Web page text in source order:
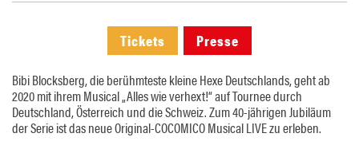
Tickets Presse
Bibi Blocksberg, die berühmteste kleine Hexe Deutschlands, geht ab
2020 mit ihrem Musical „Alles wie verhext!“ auf Tournee durch
Deutschland, Österreich und die Schweiz. Zum 40-jährigen Jubiläum
der Serie ist das neue Original-COCOMICO Musical LIVE zu erleben.